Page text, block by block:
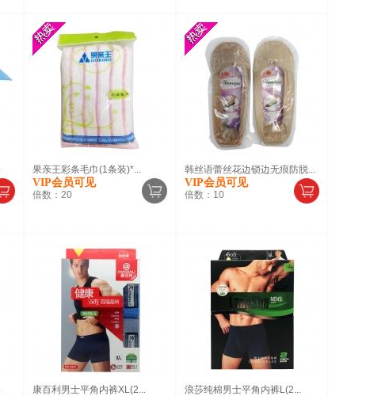
果亲王彩条毛巾(1条装)*...
VIP会员可见
倍数： 20
韩丝语蕾丝花边锁边无痕防脱...
VIP会员可见
倍数： 10
康百利男士平角内裤XL(2... 浪莎纯棉男士平角内裤L(2...